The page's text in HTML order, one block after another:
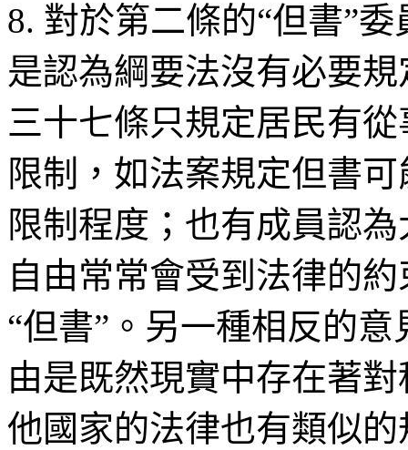
8. 對於第二條的“但書”
是認為綱要法沒有必要
三十七條只規定居民有
限制，如法案規定但書
限制程度；也有成員認
自由常常會受到法律的
“但書”。另一種相反的
由是既然現實中存在著
他國家的法律也有類似